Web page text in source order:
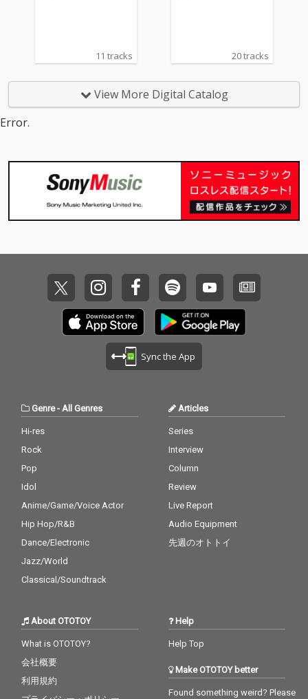
11 tracks 20 tracks
View More Digital Catalog
Error.
Sync the App
Genre- All Genres
Hi-res
Rock
Pop
Idol
Anime/Game/Voice Actor
Hip Hop/R&B
Dance/Electronic
Jazz/World
Classical/Soundtrack
Articles
Series
Interview
Column
Review
Live Report
Audio Equipment
先週のオトトイ
About OTOTOY
What is OTOTOY?
会社概要
利用規約
Help
Help Top
Make OTOTOY better
Found something weird? Please